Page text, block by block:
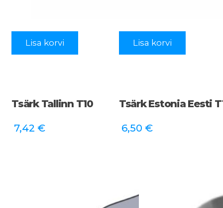
Lisa korvi Lisa korvi
Tsärk Tallinn T10
7,42 €
Tsärk Estonia Eesti
6,50 €